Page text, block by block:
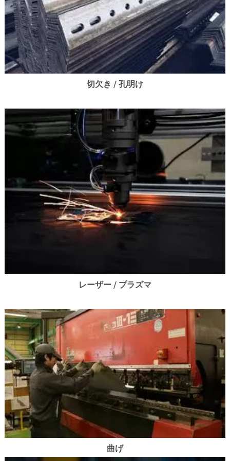
切欠き / 孔明け
レーザー / プラズマ
曲げ